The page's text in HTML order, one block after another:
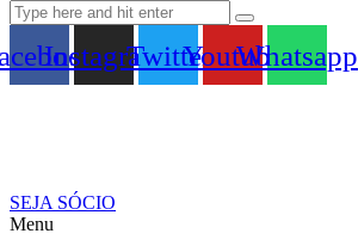
InstagramTwitterYoutubeWhatsapp
SEJA SÓCIO
Menu